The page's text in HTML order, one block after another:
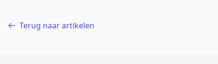
Terug naar artikelen